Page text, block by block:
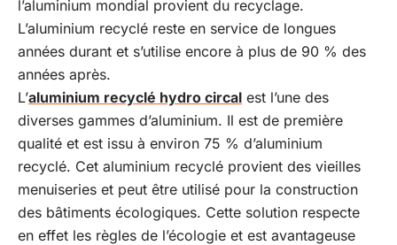
l’aluminium mondial provient du recyclage.
L’aluminium recyclé reste en service de longues
années durant et s’utilise encore à plus de 90 % des
années après.
L’aluminium recyclé hydro circal est l’une des
diverses gammes d’aluminium. Il est de première
qualité et est issu à environ 75 % d’aluminium
recyclé. Cet aluminium recyclé provient des vieilles
menuiseries et peut être utilisé pour la construction
des bâtiments écologiques. Cette solution respecte
en effet les règles de l’écologie et est avantageuse